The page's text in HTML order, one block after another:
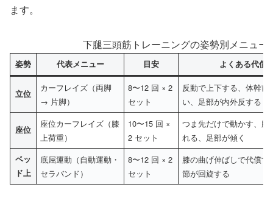
ます。
下腿三頭筋トレーニングの姿勢別メニュー
姿勢 代表メニュー 目安 よくある代償
立位
カーフレイズ（両脚
→ 片脚）
8〜12 回 × 2
セット
反動で上下する、体幹前
い、足部が内外反する
座位
座位カーフレイズ（膝
上荷重）
10〜15 回 ×
2 セット
つま先だけで動かす、膝
れる、足部が傾く
ベッ
ド上
底屈運動（自動運動・
セラバンド）
8〜12 回 × 2
セット
膝の曲げ伸ばしで代償す
節が回旋する